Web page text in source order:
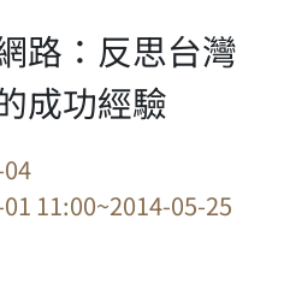
路：反思台灣
成功經驗
11:00~2014-05-25